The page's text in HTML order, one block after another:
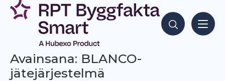
Siirry
sisältöön
Hae sisältöjä
Avainsana: BLANCO-
jätejärjestelmä